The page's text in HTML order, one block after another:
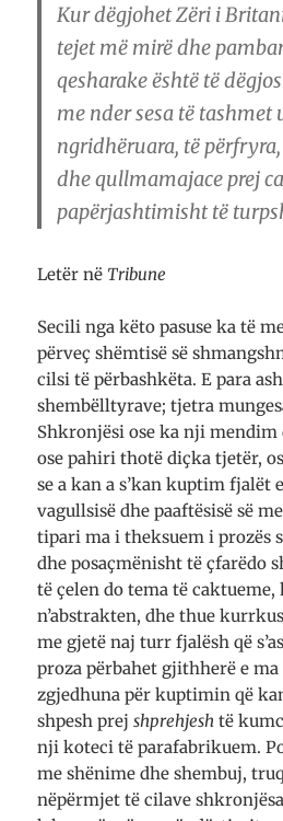
Kur dëgjohet Zëri i
tejet më mirë dhe
qesharake është të
me nder sesa të
ngridhëruara, të
dhe qullmamajace prej
papërjashtimisht të
Letër në Tribune
Secili nga këto pasuse ka të
përveç shëmtisë së
cilsi të përbashkëta. E para
shembëlltyrave; tjetra
Shkronjësi ose ka nji mendim
ose pahiri thotë diçka tjetër,
se a kan a s’kan kuptim fjalët
vagullsisë dhe paaftësisë së
tipari ma i theksuem i prozës
dhe posaçmënisht të çfarëdo
të çelen do tema të
n’abstrakten, dhe thue
me gjetë naj turr fjalësh që
proza përbahet gjithherë e
zgjedhuna për kuptimin që
shpesh prejshprehjesh të
nji koteci të parafabrikuem.
me shënime dhe shembuj,
nëpërmjet të cilave